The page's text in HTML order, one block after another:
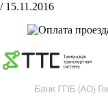
/ 15.11.2016